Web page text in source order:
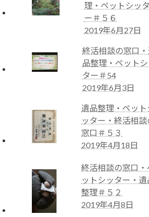
理・ペットシッタ
ー＃５６
2019年6月27日
終活相談の窓口
品整理・ペットシ
ター＃54
2019年6月3日
遺品整理・ペット
ッター・終活相談
窓口＃５３
2019年4月18日
終活相談の窓口・
ットシッター・遺
整理＃５２
2019年4月8日